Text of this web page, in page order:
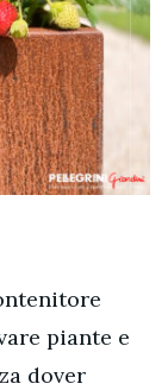
piante e
dover